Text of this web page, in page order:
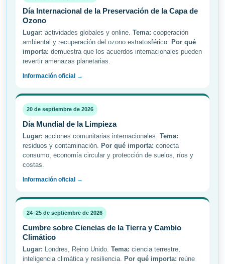
Día Internacional de la Preservación de la Capa de
Ozono
Lugar: actividades globales y online. Tema: cooperación
ambiental y recuperación del ozono estratosférico. Por qué
importa: demuestra que los acuerdos internacionales pueden
revertir amenazas planetarias.
Información oficial →
20 de septiembre de 2026
Día Mundial de la Limpieza
Lugar: acciones comunitarias internacionales. Tema:
residuos y contaminación. Por qué importa: conecta
consumo, economía circular y protección de suelos, ríos y
costas.
Información oficial →
24–25 de septiembre de 2026
Cumbre sobre Ciencias de la Tierra y Cambio
Climático
Lugar: Londres, Reino Unido. Tema: ciencia terrestre,
inteligencia climática y resiliencia. Por qué importa: reúne